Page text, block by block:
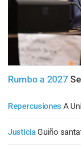
Rumbo a 2027
Repercusiones A
Justicia Guiño